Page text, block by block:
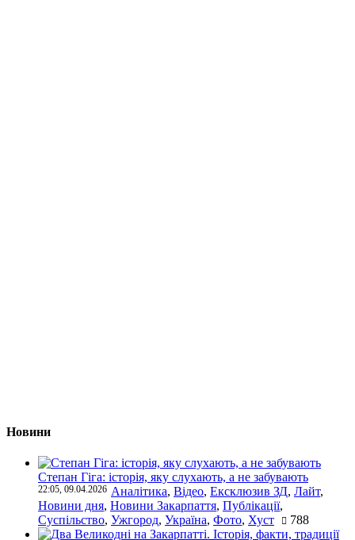
Новини
Степан Гіга: історія, яку слухають, а не забувають
22:05, 09.04.2026 Аналітика, Відео, Ексклюзив ЗД, Лайт,
Новини дня, Новини Закарпаття, Публікації,
Суспільство, Ужгород, Україна, Фото, Хуст 788